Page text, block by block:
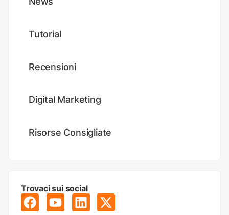
Tutorial
Recensioni
Digital Marketing
Risorse Consigliate
Trovaci sui social